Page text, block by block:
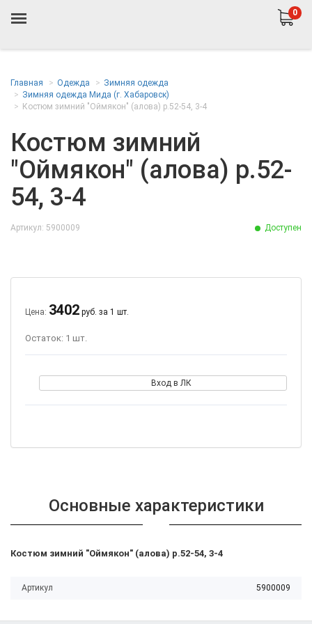
0
Главная Одежда
Зимняя одежда
Зимняя одежда Мида (г. Хабаровск)
Костюм зимний "Оймякон" (алова) р.52-54, 3-4
Костюм зимний
"Оймякон" (алова) р.52-
54, 3-4
Артикул: 5900009 Доступен
Цена: 3402 руб. за 1 шт.
Остаток: 1 шт.
Вход в ЛК
Основные характеристики
Костюм зимний "Оймякон" (алова) р.52-54, 3-4
Артикул 5900009